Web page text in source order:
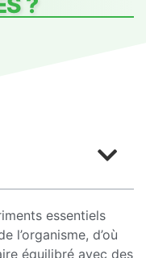
essentiels
l’organisme, d’où
équilibré avec des